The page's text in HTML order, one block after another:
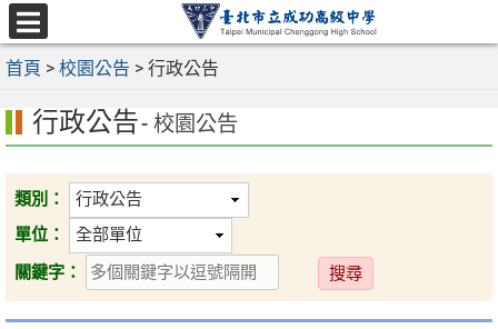
跳
至
主
容
區
選
單
首頁 > 校園公告 > 行政公告
行政公告- 校園公告
類別：
單位：
關鍵字：
送
出